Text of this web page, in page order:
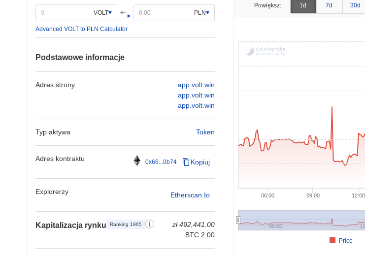
VOLT PLN
Advanced VOLT to PLN Calculator
Podstawowe informacje
Adres strony
app.volt.win
app.volt.win
app.volt.win
Typ aktywa Token
Adres kontraktu 0x66...0b74 Kopiuj
Explorerzy Etherscan.io
Kapitalizacja rynku Ranking 1965
zł 492,441.00
BTC 2.00
Powiększ: 1d 7d 30d
Price
06:00 09:00 12:00
06:00